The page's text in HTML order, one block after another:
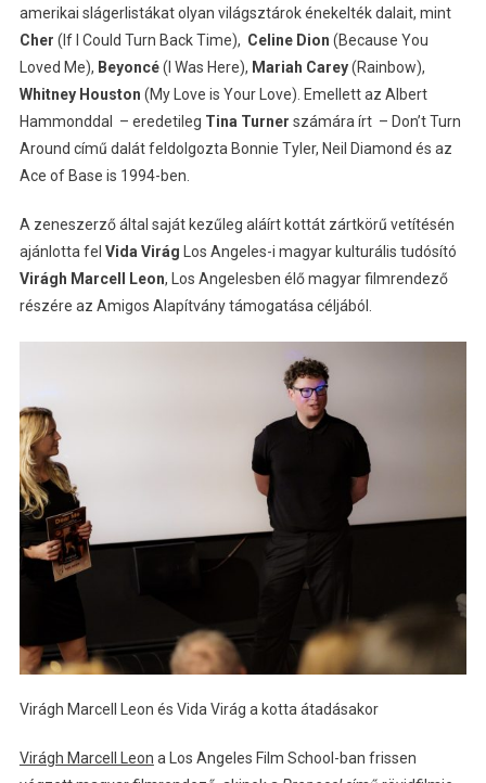
amerikai slágerlistákat olyan világsztárok énekelték dalait, mint
Cher (If I Could Turn Back Time), Celine Dion (Because You
Loved Me), Beyoncé(I Was Here), Mariah Carey(Rainbow),
Whitney Houston (My Love is Your Love). Emellett az Albert
Hammonddal – eredetileg Tina Turner számára írt – Don’t Turn
Around című dalát feldolgozta Bonnie Tyler, Neil Diamond és az
Ace of Base is 1994-ben.
A zeneszerző által saját kezűleg aláírt kottát zártkörű vetítésén
ajánlotta fel Vida Virág Los Angeles-i magyar kulturális tudósító
Virágh Marcell Leon, Los Angelesben élő magyar filmrendező
részére az Amigos Alapítvány támogatása céljából.
Virágh Marcell Leon és Vida Virág a kotta átadásakor
Virágh Marcell Leon a Los Angeles Film School-ban frissen